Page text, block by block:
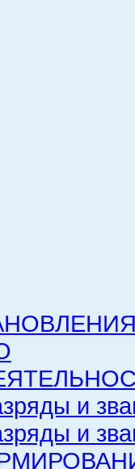
и
и